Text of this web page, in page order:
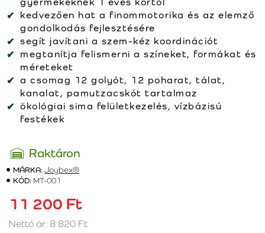
kedvezően hat a finommotorika és az elemző
gondolkodás fejlesztésére
segít javítani a szem-kéz koordinációt
megtanítja felismerni a színeket, formákat és
méreteket
a csomag 12 golyót, 12 poharat, tálat,
kanalat, pamutzacskót tartalmaz
ökológiai sima felületkezelés, vízbázisú
festékek
Raktáron
MÁRKA:Joybex®
KÓD: MT-001
11 200 Ft
Nettó ár: 8 820 Ft